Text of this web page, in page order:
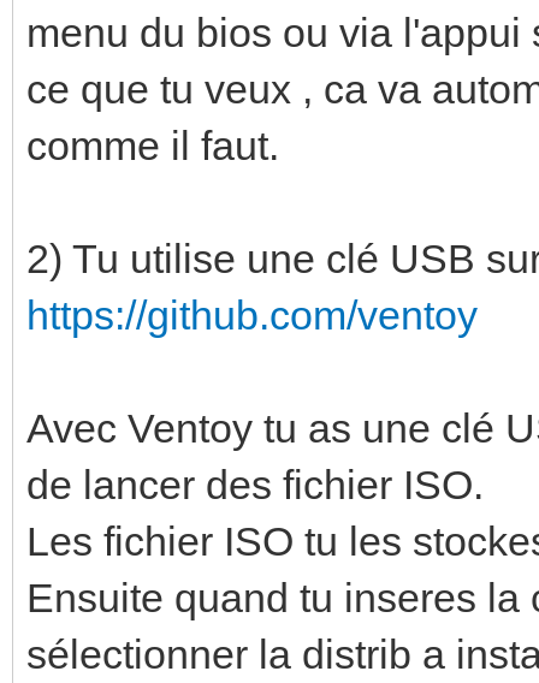
menu du bios ou via
ce que tu veux , ca va
comme il faut.
2) Tu utilise une clé USB
https://github.com/ventoy
Avec Ventoy tu as une clé
de lancer des fichier ISO.
Les fichier ISO tu les
Ensuite quand tu inseres
sélectionner la distrib a